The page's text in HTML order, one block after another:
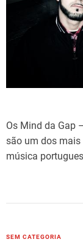
Os Mind da Gap
são um dos
música
C
SEM CATEGORIA